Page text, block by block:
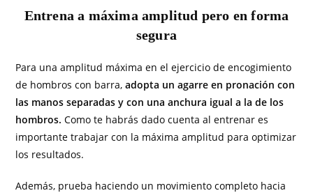
Entrena a máxima amplitud pero en forma
segura
Para una amplitud máxima en el ejercicio de encogimiento
de hombros con barra,adopta un agarre en pronación con
las manos separadas y con una anchura igual a la de los
hombros. Como te habrás dado cuenta al entrenar es
importante trabajar con la máxima amplitud para optimizar
los resultados.
Además, prueba haciendo un movimiento completo hacia